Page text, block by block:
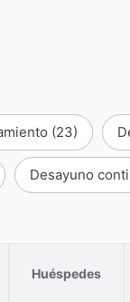
(23)
Desayuno
Huéspedes